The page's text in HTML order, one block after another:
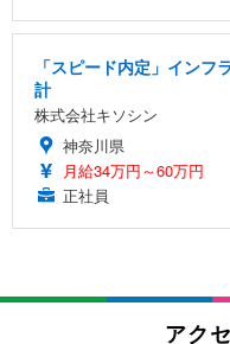
「スピード内定」イン
計
株式会社キソシン
神奈川県
月給34万円～60万円
正社員
アク